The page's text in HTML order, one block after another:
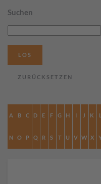
Suchen
A B C D E F G H I J K L
N O P Q R S T U V W X